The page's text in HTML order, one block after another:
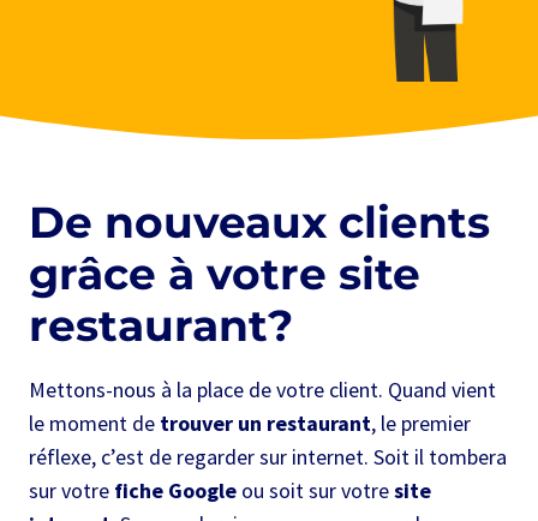
De nouveaux clients
grâce à votre site
restaurant?
Mettons-nous à la place de votre client. Quand vient
le moment de trouver un restaurant, le premier
réflexe, c’est de regarder sur internet. Soit il tombera
sur votre fiche Google ou soit sur votresite